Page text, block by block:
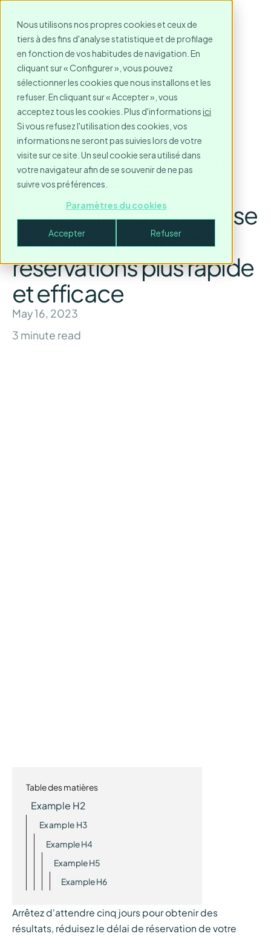
Nous utilisons nos propres cookies et ceux de
tiers à des fins d'analyse statistique et de profilage
en fonction de vos habitudes de navigation. En
cliquant sur « Configurer », vous pouvez
sélectionner les cookies que nous installons et les
refuser. En cliquant sur « Accepter », vous
acceptez tous les cookies. Plus d'informationsici
Si vous refusez l'utilisation des cookies, vos
informations ne seront pas suivies lors de votre
visite sur ce site. Un seul cookie sera utilisé dans
votre navigateur afin de se souvenir de ne pas
suivre vos préférences.
Paramètres du cookies
Accepter Refuser
3 raisons de choisir un
spécialiste de
l'immobilier d'entreprise
pour une gestion des
réservations plus rapide
et efficace
May 16, 2023
3 minute read
Table des matières
Example H2
Example H3
Example H4
Example H5
Example H6
Arrêtez d'attendre cinq jours pour obtenir des
résultats, réduisez le délai de réservation de votre